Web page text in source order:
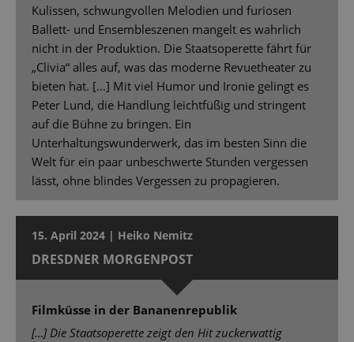
Kulissen, schwungvollen Melodien und furiosen
Ballett- und Ensembleszenen mangelt es wahrlich
nicht in der Produktion. Die Staatsoperette fährt für
„Clivia“ alles auf, was das moderne Revuetheater zu
bieten hat. […] Mit viel Humor und Ironie gelingt es
Peter Lund, die Handlung leichtfüßig und stringent
auf die Bühne zu bringen. Ein
Unterhaltungswunderwerk, das im besten Sinn die
Welt für ein paar unbeschwerte Stunden vergessen
lässt, ohne blindes Vergessen zu propagieren.
15. April 2024 | Heiko Nemitz
DRESDNER MORGENPOST
Filmküsse in der Bananenrepublik
[…] Die Staatsoperette zeigt den Hit zuckerwattig